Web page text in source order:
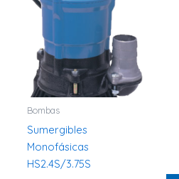
Bombas
Sumergibles
Monofásicas
HS2.4S/3.75S